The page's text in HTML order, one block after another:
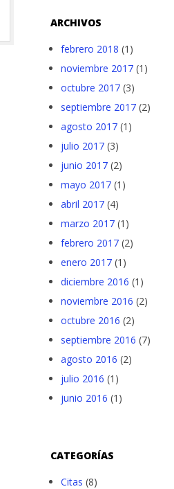
ARCHIVOS
febrero 2018 (1)
noviembre 2017 (1)
octubre 2017 (3)
septiembre 2017 (2)
agosto 2017 (1)
julio 2017 (3)
junio 2017 (2)
mayo 2017 (1)
abril 2017 (4)
marzo 2017 (1)
febrero 2017 (2)
enero 2017 (1)
diciembre 2016 (1)
noviembre 2016 (2)
octubre 2016 (2)
septiembre 2016 (7)
agosto 2016 (2)
julio 2016 (1)
junio 2016 (1)
CATEGORÍAS
Citas (8)